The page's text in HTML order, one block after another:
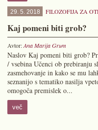
29. 5. 2018 FILOZOFIJA ZA
Kaj pomeni biti grob?
Avtor:Ana Marija Grum
Naslov Kaj pomeni biti grob?
/ vsebina Učenci ob prebiranju
zasmehovanje in kako se mu
seznanijo s tematiko nasilja
omogoča premislek o...
več